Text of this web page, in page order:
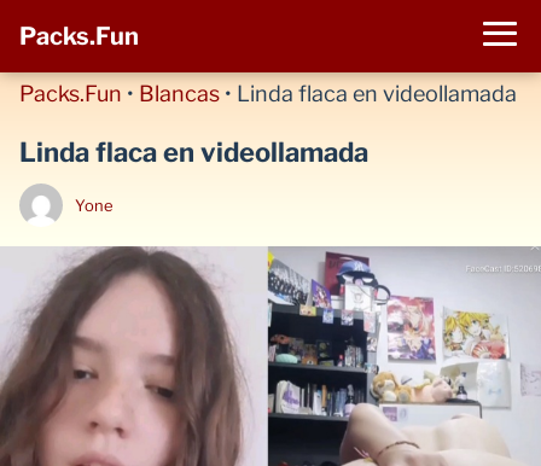
Packs.Fun
Packs.Fun • Blancas • Linda flaca en videollamada
Linda flaca en videollamada
Yone